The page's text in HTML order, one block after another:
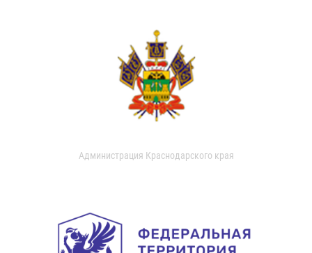
Администрация Краснодарского края